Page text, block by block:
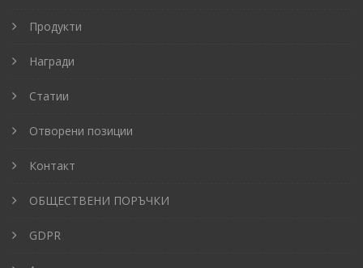
Продукти
Награди
Статии
Отворени позиции
Контакт
ОБЩЕСТВЕНИ ПОРЪЧКИ
GDPR